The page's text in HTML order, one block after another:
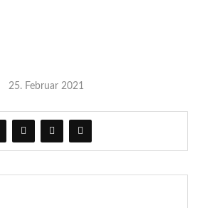
25. Februar 2021